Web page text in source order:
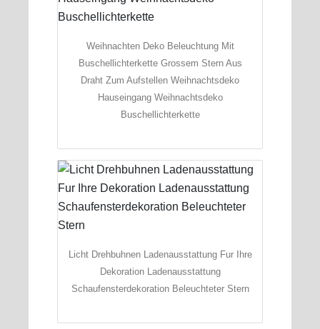
Weihnachten Deko Beleuchtung Mit
Buschellichterkette Grossem Stern Aus
Draht Zum Aufstellen Weihnachtsdeko
Hauseingang Weihnachtsdeko
Buschellichterkette
Licht Drehbuhnen Ladenausstattung Fur Ihre
Dekoration Ladenausstattung
Schaufensterdekoration Beleuchteter Stern